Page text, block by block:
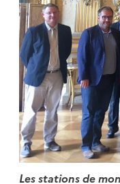
Les stations de